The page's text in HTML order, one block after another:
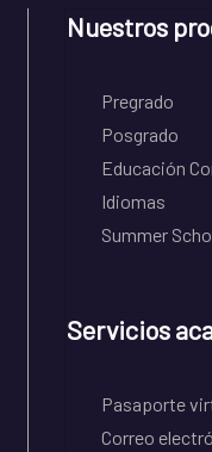
Nuestros
Pregrado
Posgrado
Educación
Idiomas
Summer
Servicios
Pasaporte
Correo